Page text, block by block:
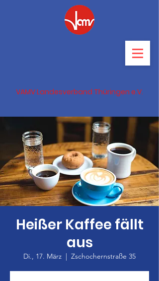
VAMV Landesverband Thüringen e.V.
Heißer Kaffee fällt
aus
Di., 17. März
  |
Zschochernstraße 35